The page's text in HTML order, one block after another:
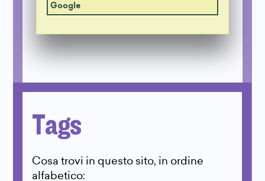
Google
Tags
Cosa trovi in questo sito, in ordine
alfabetico: